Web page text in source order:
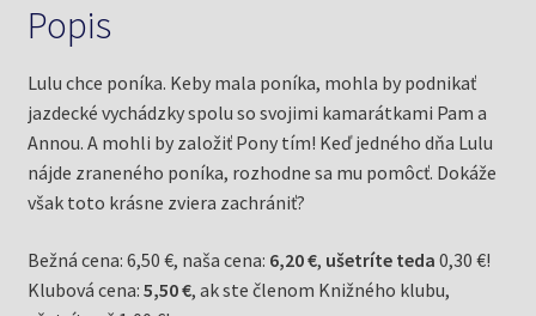
Popis
Lulu chce poníka. Keby mala poníka, mohla by podnikať
jazdecké vychádzky spolu so svojimi kamarátkami Pam a
Annou. A mohli by založiť Pony tím! Keď jedného dňa Lulu
nájde zraneného poníka, rozhodne sa mu pomôcť. Dokáže
však toto krásne zviera zachrániť?
Bežná cena: 6,50 €, naša cena: 6,20 €, ušetríte teda 0,30 €!
Klubová cena: 5,50 €, ak ste členom Knižného klubu,